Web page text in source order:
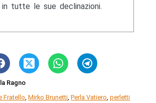
in tutte le sue declinazioni.
Ragno
Fratello,Mirko Brunetti,Perla Vatiero,perletti